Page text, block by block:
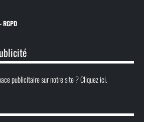
publicitaire sur notre site ? Cliquez ici.